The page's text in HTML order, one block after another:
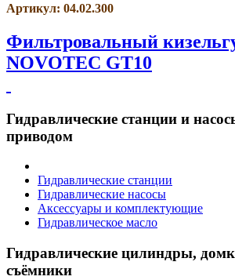
Артикул: 04.02.300
Фильтровальный
NOVOTEC GT10
Гидравлические станции и
приводом
Гидравлические станции
Гидравлические насосы
Аксессуары и комплектующие
Гидравлическое масло
Гидравлические цилиндры,
съёмники